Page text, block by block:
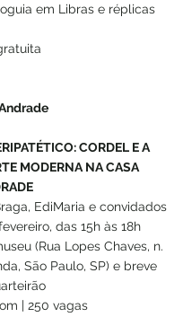
em Libras e réplicas
CORDEL E A
MODERNA NA CASA
EdiMaria e convidados
das 15h às 18h
(Rua Lopes Chaves, n.
São Paulo, SP) e breve
| 250 vagas